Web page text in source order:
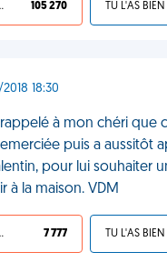
VDM 105 270
18:30
à mon chéri que
puis a aussitôt
pour lui souhaiter
à la maison. VDM
VDM 7 777